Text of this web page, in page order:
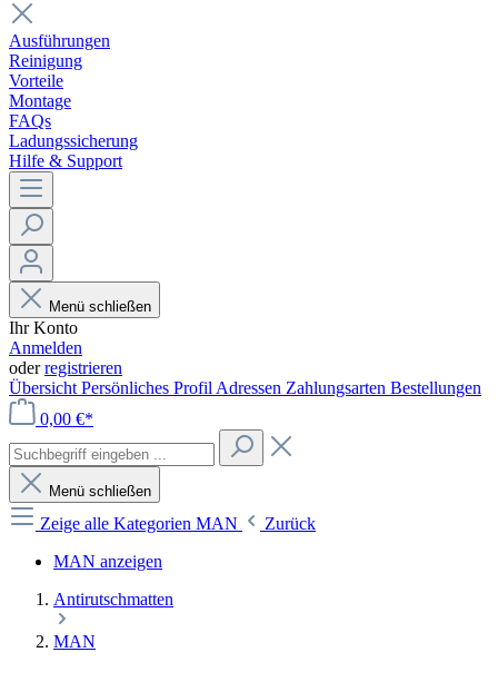
Ausführungen
Reinigung
Vorteile
Montage
FAQs
Ladungssicherung
Hilfe & Support
Menü schließen
Ihr Konto
Anmelden
oderregistrieren
Übersicht Persönliches Profil Adressen Zahlungsarten Bestellungen
0,00 €*
Menü schließen
Zeige alle Kategorien MAN
Zurück
MAN anzeigen
Antirutschmatten
MAN